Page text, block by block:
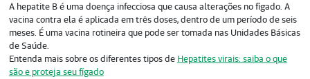
A hepatite B é uma doença infecciosa que causa alterações no fígado. A
vacina contra ela é aplicada em três doses, dentro de um período de seis
meses. É uma vacina rotineira que pode ser tomada nas Unidades Básicas
de Saúde.
Entenda mais sobre os diferentes tipos de Hepatites virais: saiba o que
são e proteja seu fígado